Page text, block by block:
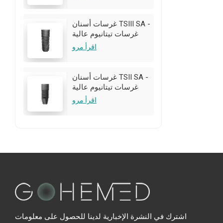
غرسات أسنان TSIII SA -
غرسات تيتانيوم عالية
الجودة | تخصيص
اقرأ مرو
غرسات أسنان TSII SA -
غرسات تيتانيوم عالية
الجودة | تخصيص
اقرأ مرو
اشترك في النشرة الإخبارية لدينا للحصول على معلومات